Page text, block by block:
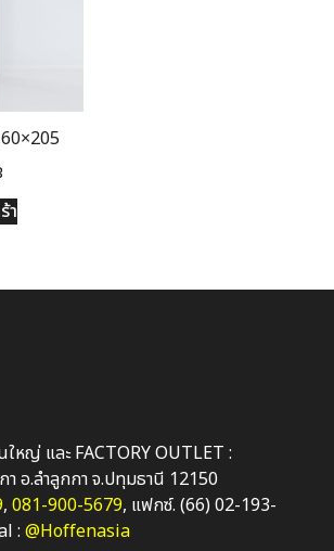
า
ใหญ่ และ FACTORY OUTLET :
อ.ลำลูกกา จ.ปทุมธานี 12150
, 081-900-5679, แฟกซ์. (66) 02-193-
: @Hoffenasia